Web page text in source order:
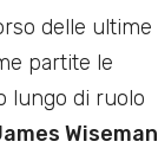
delle ultime
partite le
lungo di ruolo
Wiseman